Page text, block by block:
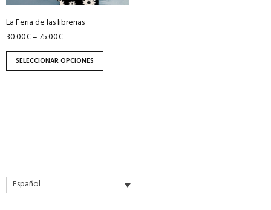
La Feria de las librerias
30.00€–75.00€
SELECCIONAR OPCIONES
en
la
página
de
producto
Español